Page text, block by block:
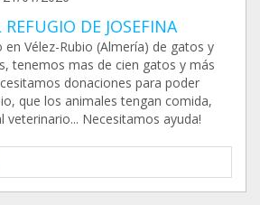
DE JOSEFINA
Vélez-Rubio (Almería) de gatos y
tenemos mas de cien gatos y más
donaciones para poder
que los animales tengan comida,
veterinario... Necesitamos ayuda!